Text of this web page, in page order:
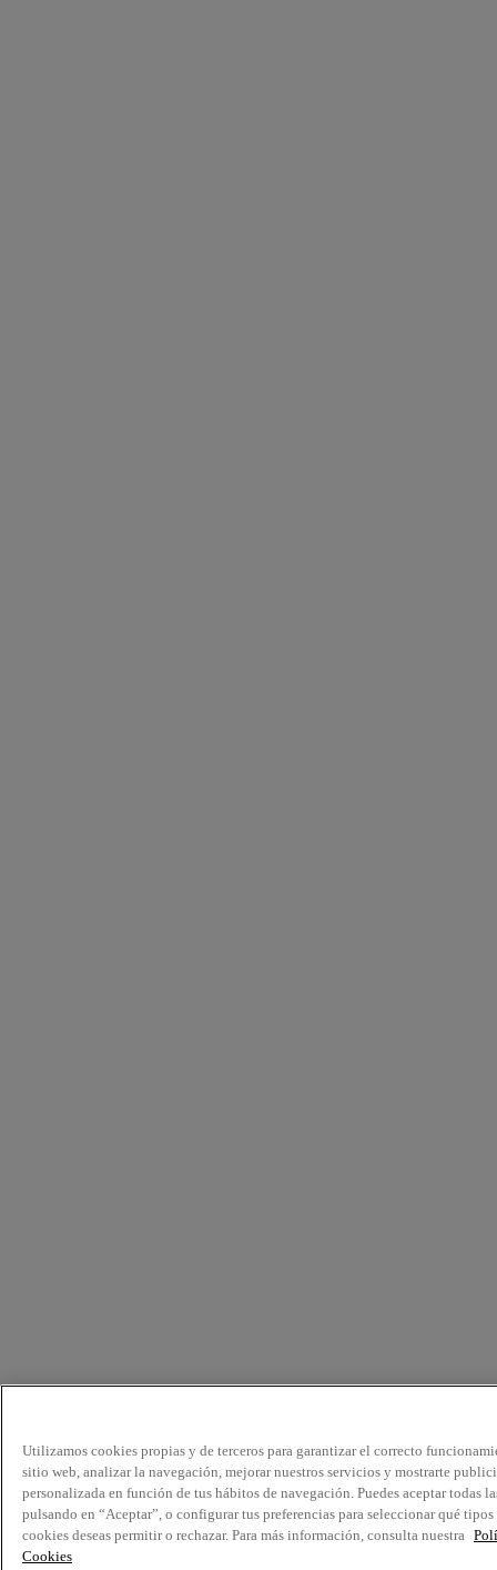
Utilizamos cookies propias y de terceros para garantizar el correcto
sitio web, analizar la navegación, mejorar nuestros servicios y mostrarte
personalizada en función de tus hábitos de navegación. Puedes aceptar todas
pulsando en “Aceptar”, o configurar tus preferencias para seleccionar qué tipos
cookies deseas permitir o rechazar. Para más información, consulta nuestra
Cookies